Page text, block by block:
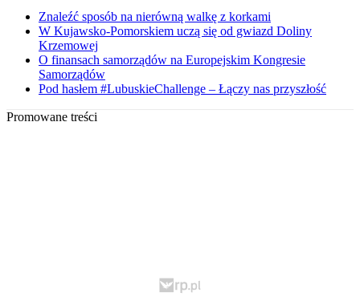
Znaleźć sposób na nierówną walkę z korkami
W Kujawsko-Pomorskiem uczą się od gwiazd Doliny
Krzemowej
O finansach samorządów na Europejskim Kongresie
Samorządów
Pod hasłem #LubuskieChallenge – Łączy nas przyszłość
Promowane treści